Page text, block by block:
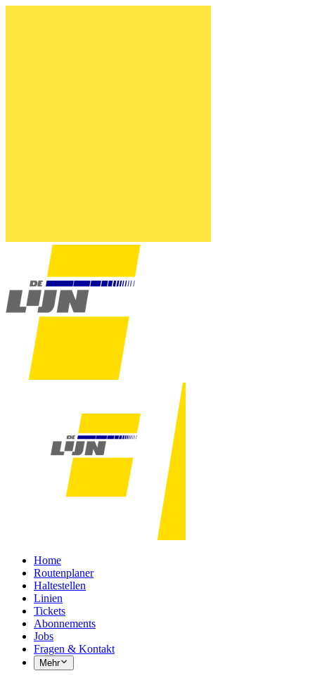
Home
Routenplaner
Haltestellen
Linien
Tickets
Abonnements
Jobs
Fragen & Kontakt
Mehr